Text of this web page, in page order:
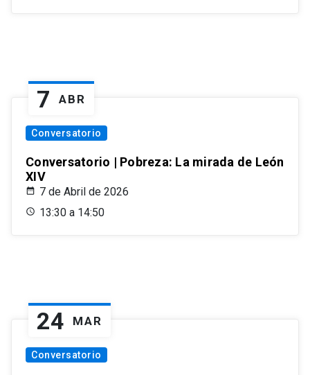
7 ABR
Conversatorio
Conversatorio | Pobreza: La mirada de León
XIV
7 de Abril de 2026
13:30 a 14:50
24 MAR
Conversatorio